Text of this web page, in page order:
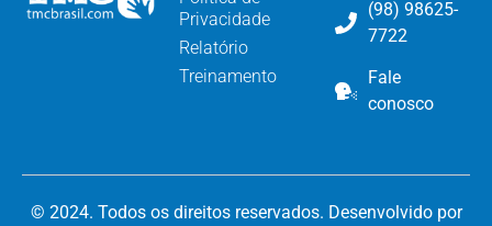
Privacidade
Relatório
Treinamento
(98) 98625-
7722
Fale
conosco
© 2024. Todos os direitos reservados. Desenvolvido por